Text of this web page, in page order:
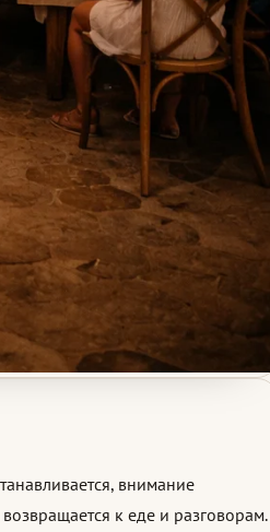
внимание
к еде и разговорам.